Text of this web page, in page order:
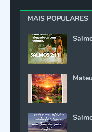
MAIS POPULARES